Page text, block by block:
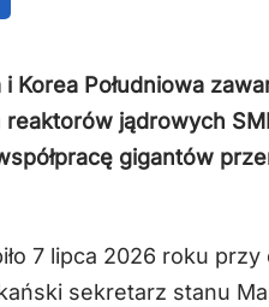
Korea Południowa
jądrowych
gigantów
7 lipca 2026 roku
sekretarz stanu